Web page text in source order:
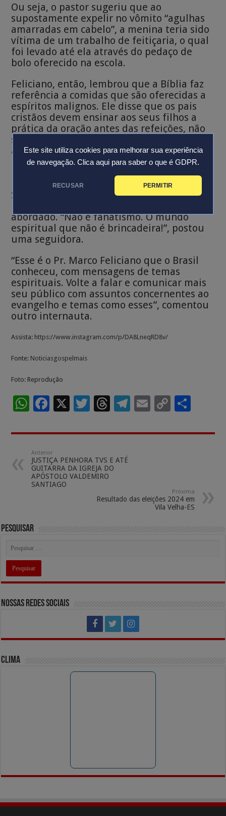
Este site utiliza cookies para melhorar sua experiência
de navegação. Clica aqui para saber o que é GDPR.
RECUSAR PERMITIR
Ou seja, o pastor sugeriu que ao
supostamente expelir no vômito “agulhas
amarradas em cabelo”, a menina teria sido
vítima de um trabalho de feitiçaria, o qual
foi levado até ela através do pedaço de
bolo oferecido na escola.
Feliciano, então, lembrou que a Bíblia faz
referência a comidas que são oferecidas a
espíritos malignos. Ele disse que os pais
cristãos devem ensinar aos seus filhos a
prática da oração antes das refeições, não
só as principais como café da manhã,
almoço e jantar, mas também nos lanches.
Seguidores do pastor reagiram à
abordado. “Não é fanatismo. O mundo
espiritual que não é brincadeira!”, postou
uma seguidora.
“Esse é o Pr. Marco Feliciano que o Brasil
conheceu, com mensagens de temas
espirituais. Volte a falar e comunicar mais
seu público com assuntos concernentes ao
evangelho e temas como esses”, comentou
outro internauta.
Assista: https://www.instagram.com/p/DA8LneqRD8v/
Fonte: Noticiasgospelmais
Foto: Reprodução
W
at
sA
p
p
F
e
b
o
o
X
T
tt
T
re
ds
T
e
E
ai
C
p
n
k
ar
Anterior
JUSTIÇA PENHORA TVS E ATÉ
GUITARRA DA IGREJA DO
APÓSTOLO VALDEMIRO
SANTIAGO
Próxima
Resultado das eleições 2024 em
Vila Velha-ES
Pesquisar
Nossas Redes Sociais
Clima